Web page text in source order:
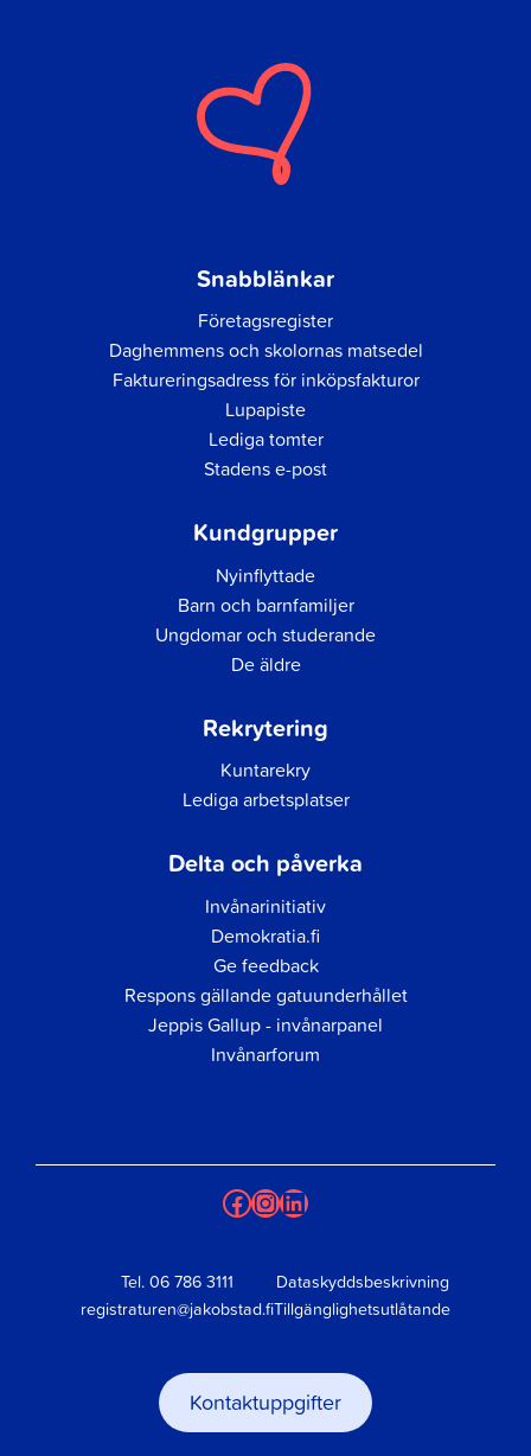
Snabblänkar
Företagsregister
Daghemmens och skolornas matsedel
Faktureringsadress för inköpsfakturor
Lupapiste
Lediga tomter
Stadens e-post
Kundgrupper
Nyinflyttade
Barn och barnfamiljer
Ungdomar och studerande
De äldre
Rekrytering
Kuntarekry
Lediga arbetsplatser
Delta och påverka
Invånarinitiativ
Demokratia.fi
Ge feedback
Respons gällande gatuunderhållet
Jeppis Gallup - invånarpanel
Invånarforum
Facebook
Instagram
LinkedIn
Tel. 06 786 3111
registraturen@jakobstad.fi
Dataskyddsbeskrivning
Tillgänglighetsutlåtande
Kontaktuppgifter